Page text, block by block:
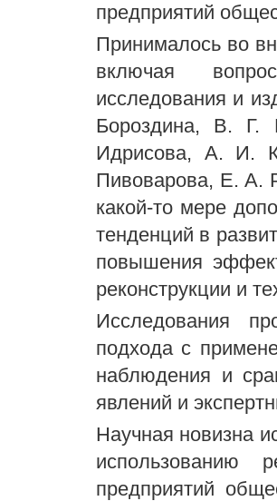
предприятий
Принималось во
включая
исследования и
Бороздина, В.
Идрисова, А. И.
Пивоварова, Е. А.
какой-то мере
тенденций в
повышения
реконструкции и
Исследования
подхода с
наблюдения и
явлений и
Научная новизна
использованию
предприятий